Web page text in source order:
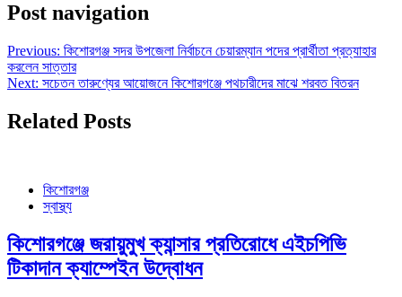
Post navigation
Previous: কিশোরগঞ্জ সদর উপজেলা নির্বাচনে চেয়ারম্যান পদের প্রার্থীতা প্রত্যাহার
করলেন সাত্তার
Next: সচেতন তারুণ্যের আয়োজনে কিশোরগঞ্জে পথচারীদের মাঝে শরবত বিতরন
Related Posts
কিশোরগঞ্জ
স্বাস্থ্য
কিশোরগঞ্জে জরায়ুমুখ ক্যান্সার প্রতিরোধে এইচপিভি
টিকাদান ক্যাম্পেইন উদ্বোধন